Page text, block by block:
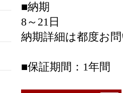
■納期
8～21日
納期詳細は都度お
■保証期間：1年間